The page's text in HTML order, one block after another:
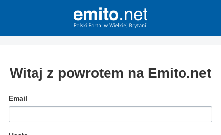
Witaj z powrotem na Emito.net
Email